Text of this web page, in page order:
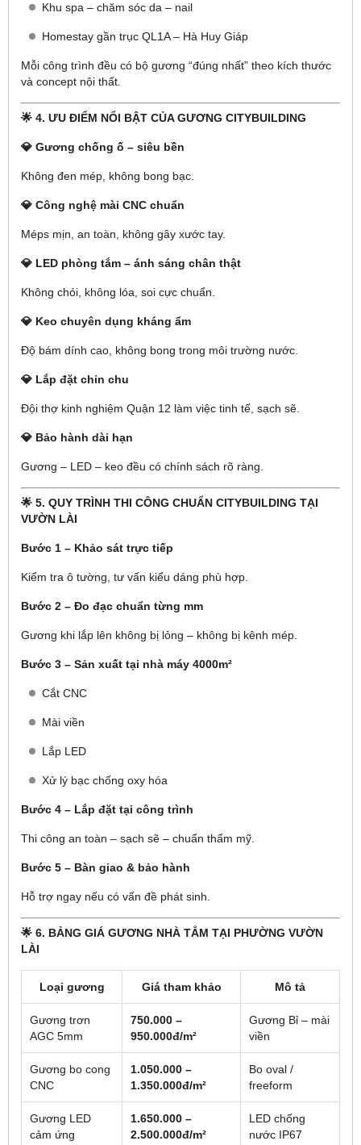
Khu spa – chăm sóc da – nail
Homestay gần trục QL1A – Hà Huy Giáp
Mỗi công trình đều có bộ gương “đúng nhất” theo kích thước
và concept nội thất.
🌟 4. ƯU ĐIỂM NỔI BẬT CỦA GƯƠNG CITYBUILDING
💎 Gương chống ố – siêu bền
Không đen mép, không bong bạc.
💎 Công nghệ mài CNC chuẩn
Méps mịn, an toàn, không gây xước tay.
💎 LED phòng tắm – ánh sáng chân thật
Không chói, không lóa, soi cực chuẩn.
💎 Keo chuyên dụng kháng ẩm
Độ bám dính cao, không bong trong môi trường nước.
💎 Lắp đặt chỉn chu
Đội thợ kinh nghiệm Quận 12 làm việc tinh tế, sạch sẽ.
💎 Bảo hành dài hạn
Gương – LED – keo đều có chính sách rõ ràng.
🌟 5. QUY TRÌNH THI CÔNG CHUẨN CITYBUILDING TẠI
VƯỜN LÀI
Bước 1 – Khảo sát trực tiếp
Kiểm tra ô tường, tư vấn kiểu dáng phù hợp.
Bước 2 – Đo đạc chuẩn từng mm
Gương khi lắp lên không bị lỏng – không bị kênh mép.
Bước 3 – Sản xuất tại nhà máy 4000m²
Cắt CNC
Mài viền
Lắp LED
Xử lý bạc chống oxy hóa
Bước 4 – Lắp đặt tại công trình
Thi công an toàn – sạch sẽ – chuẩn thẩm mỹ.
Bước 5 – Bàn giao & bảo hành
Hỗ trợ ngay nếu có vấn đề phát sinh.
🌟 6. BẢNG GIÁ GƯƠNG NHÀ TẮM TẠI PHƯỜNG VƯỜN
LÀI
Loại gương Giá tham khảo Mô tả
Gương trơn
AGC 5mm
750.000 –
950.000đ/m²
Gương Bỉ – mài
viền
Gương bo cong
CNC
1.050.000 –
1.350.000đ/m²
Bo oval /
freeform
Gương LED
cảm ứng
1.650.000 –
2.500.000đ/m²
LED chống
nước IP67